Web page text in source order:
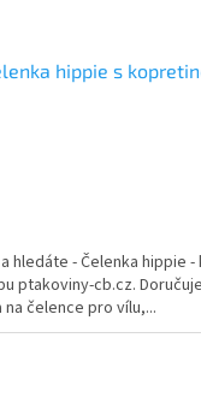
hippie s
hledáte - Čelenka hippie
ptakoviny-cb.cz.
čelence pro vílu,...